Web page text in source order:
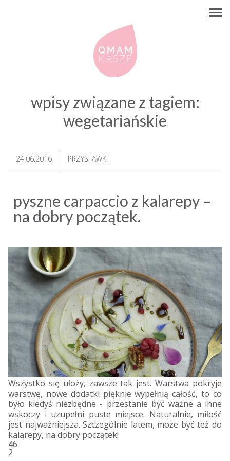
wpisy związane z tagiem:
wegetariańskie
24.06.2016 PRZYSTAWKI
pyszne carpaccio z kalarepy –
na dobry początek.
Wszystko się ułoży, zawsze tak jest. Warstwa pokryje
warstwę, nowe dodatki pięknie wypełnią całość, to co
było kiedyś niezbędne - przestanie być ważne a inne
wskoczy i uzupełni puste miejsce. Naturalnie, miłość
jest najważniejsza. Szczególnie latem, może być też do
kalarepy, na dobry początek!
46
2